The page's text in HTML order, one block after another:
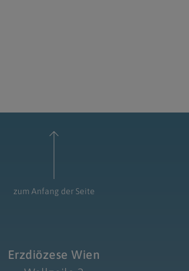
zum Anfang der Seite
Erzdiözese Wien